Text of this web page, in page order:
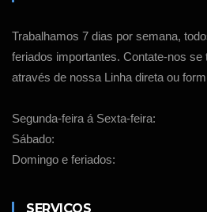
Trabalhamos 7 dias por semana,
feriados importantes. Contate-nos se
através de nossa Linha direta ou
Segunda-feira á Sexta-feira:
Sábado:
Domingo e feriados:
SERVIÇOS